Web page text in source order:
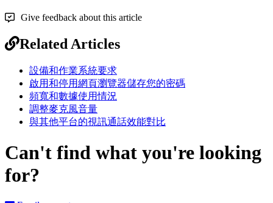
Give feedback about this article
Related Articles
設備和作業系統要求
啟用和停用網頁瀏覽器儲存您的密碼
頻寬和數據使用情況
調整麥克風音量
與其他平台的視訊通話效能對比
Can't find what you're looking
for?